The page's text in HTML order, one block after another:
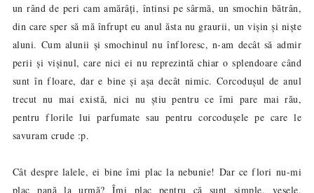
un rând de peri cam amărâți, întinsi pe sârmă, un smochin bătrân,
din care sper să mă înfrupt eu anul ăsta nu graurii, un vișin și niște
aluni. Cum alunii și smochinul nu înfloresc, n-am decât să admir
perii și vișinul, care nici ei nu reprezintă chiar o splendoare când
sunt în floare, dar e bine și așa decât nimic. Corcodușul de anul
trecut nu mai există, nici nu știu pentru ce îmi pare mai rău,
pentru florile lui parfumate sau pentru corcodușele pe care le
savuram crude :p.
Cât despre lalele, ei bine îmi plac la nebunie! Dar ce flori nu-mi
plac pană la urmă? Îmi plac pentru că sunt simple, vesele,